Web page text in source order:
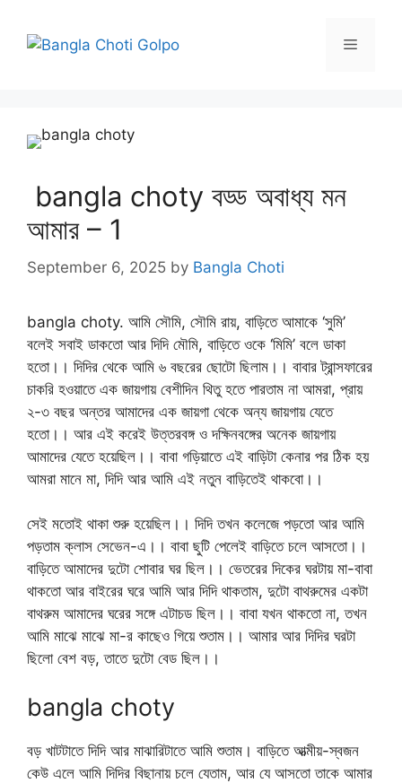
content
Menu
bangla choty বড্ড অবাধ্য মন
আমার – 1
September 6, 2025 by Bangla Choti
bangla choty. আমি সৌমি, সৌমি রায়, বাড়িতে আমাকে ‘সুমি’
বলেই সবাই ডাকতো আর দিদি মৌমি, বাড়িতে ওকে ‘মিমি’ বলে ডাকা
হতো।। দিদির থেকে আমি ৬ বছরের ছোটো ছিলাম।। বাবার ট্রান্সফারের
চাকরি হওয়াতে এক জায়গায় বেশীদিন থিতু হতে পারতাম না আমরা, প্রায়
২-৩ বছর অন্তর আমাদের এক জায়গা থেকে অন্য জায়গায় যেতে
হতো।। আর এই করেই উত্তরবঙ্গ ও দক্ষিনবঙ্গের অনেক জায়গায়
আমাদের যেতে হয়েছিল।। বাবা গড়িয়াতে এই বাড়িটা কেনার পর ঠিক হয়
আমরা মানে মা, দিদি আর আমি এই নতুন বাড়িতেই থাকবো।।
সেই মতোই থাকা শুরু হয়েছিল।। দিদি তখন কলেজে পড়তো আর আমি
পড়তাম ক্লাস সেভেন-এ।। বাবা ছুটি পেলেই বাড়িতে চলে আসতো।।
বাড়িতে আমাদের দুটো শোবার ঘর ছিল।। ভেতরের দিকের ঘরটায় মা-বাবা
থাকতো আর বাইরের ঘরে আমি আর দিদি থাকতাম, দুটো বাথরুমের একটা
বাথরুম আমাদের ঘরের সঙ্গে এটাচড ছিল।। বাবা যখন থাকতো না, তখন
আমি মাঝে মাঝে মা-র কাছেও গিয়ে শুতাম।। আমার আর দিদির ঘরটা
ছিলো বেশ বড়, তাতে দুটো বেড ছিল।।
bangla choty
বড় খাটটাতে দিদি আর মাঝারিটাতে আমি শুতাম। বাড়িতে আত্মীয়-স্বজন
কেউ এলে আমি দিদির বিছানায় চলে যেতাম, আর যে আসতো তাকে আমার